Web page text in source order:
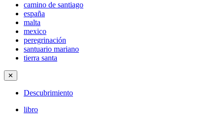
camino de santiago
españa
malta
mexico
peregrinación
santuario mariano
tierra santa
✕
Descubrimiento
libro